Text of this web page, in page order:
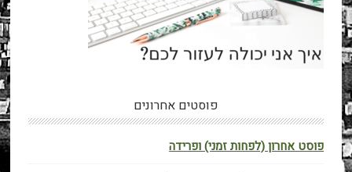
פוסטים אחרונים
פוסט אחרון (לפחות זמני) ופרידה